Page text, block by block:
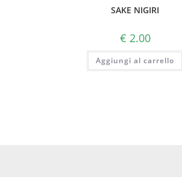
SAKE NIGIRI
€ 2.00
Aggiungi al carrello